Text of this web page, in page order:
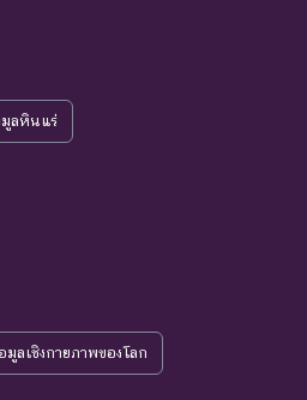
ลหินแร่
ลเชิงกายภาพของโลก